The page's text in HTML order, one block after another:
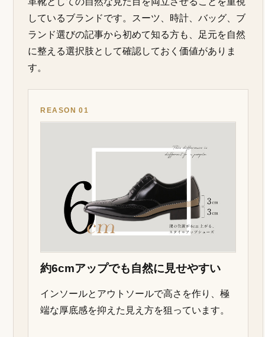
しているブランドです。スーツ、時計、バッグ、ブ
ランド選びの記事から初めて知る方も、足元を自然
に整える選択肢として確認しておく価値がありま
す。
REASON 01
約6cmアップでも自然に見せやすい
インソールとアウトソールで高さを作り、極
端な厚底感を抑えた見え方を狙っています。